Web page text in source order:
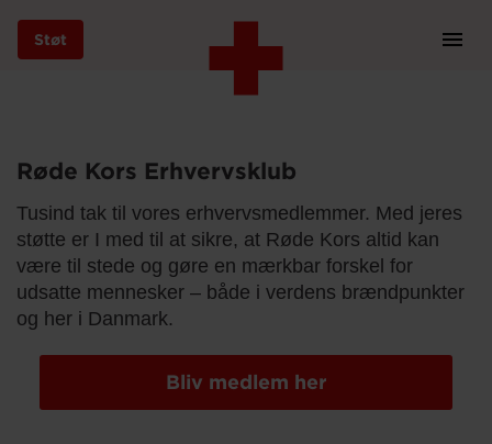
Støt
Støt
Bliv frivillig
Røde Kors Erhvervsklub
Tusind tak til vores erhvervsmedlemmer. Med jeres
støtte er I med til at sikre, at Røde Kors altid kan
være til stede og gøre en mærkbar forskel for
udsatte mennesker – både i verdens brændpunkter
og her i Danmark.
Bliv medlem her